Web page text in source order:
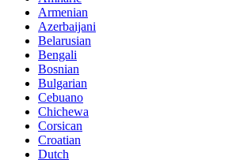
Armenian
Azerbaijani
Belarusian
Bengali
Bosnian
Bulgarian
Cebuano
Chichewa
Corsican
Croatian
Dutch